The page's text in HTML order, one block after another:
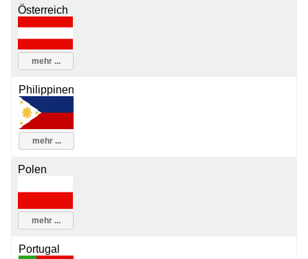
Österreich
mehr ...
Philippinen
mehr ...
Polen
mehr ...
Portugal